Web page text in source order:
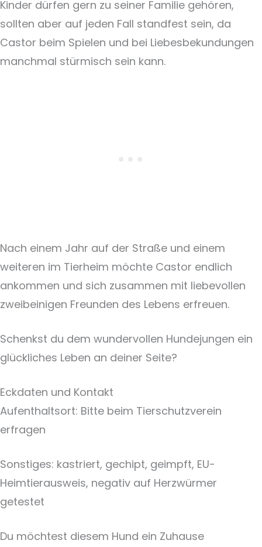
Kinder dürfen gern zu seiner Familie gehören,
sollten aber auf jeden Fall standfest sein, da
Castor beim Spielen und bei Liebesbekundungen
manchmal stürmisch sein kann.
Nach einem Jahr auf der Straße und einem
weiteren im Tierheim möchte Castor endlich
ankommen und sich zusammen mit liebevollen
zweibeinigen Freunden des Lebens erfreuen.
Schenkst du dem wundervollen Hundejungen ein
glückliches Leben an deiner Seite?
Eckdaten und Kontakt
Aufenthaltsort: Bitte beim Tierschutzverein
erfragen
Sonstiges: kastriert, gechipt, geimpft, EU-
Heimtierausweis, negativ auf Herzwürmer
getestet
Du möchtest diesem Hund ein Zuhause